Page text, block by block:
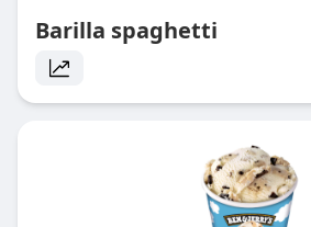
Barilla spaghetti